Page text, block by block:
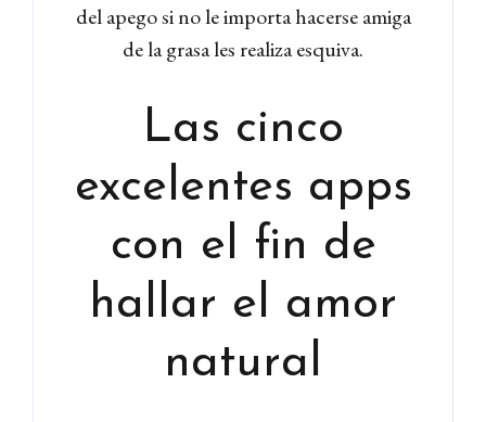
del apego si no le importa hacerse amiga
de la grasa les realiza esquiva.
Las cinco
excelentes apps
con el fin de
hallar el amor
natural